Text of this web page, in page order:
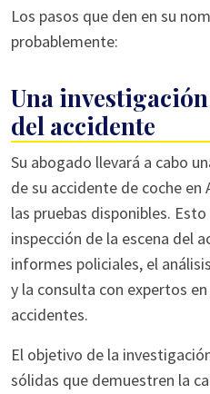
Los pasos que den en su
probablemente:
Una
del accidente
Su abogado llevará a cabo
de su accidente de coche
las pruebas disponibles.
inspección de la escena del
informes policiales, el
y la consulta con expertos
accidentes.
El objetivo de la
sólidas que demuestren la